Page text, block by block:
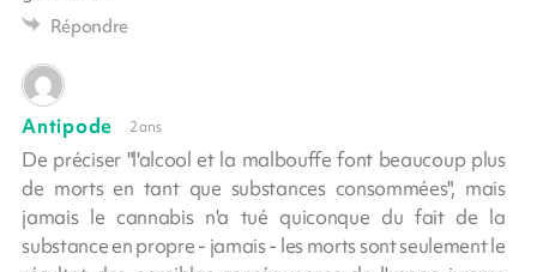
Répondre
Antipode 2 ans
De préciser "l'alcool et la malbouffe font beaucoup plus
de morts en tant que substances consommées", mais
jamais le cannabis n'a tué quiconque du fait de la
substance en propre - jamais - les morts sont seulement le